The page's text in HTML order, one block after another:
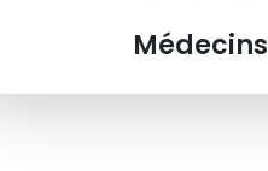
Médecins